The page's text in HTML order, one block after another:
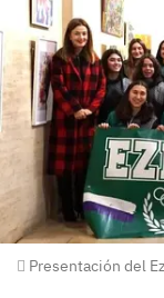
Presentación del